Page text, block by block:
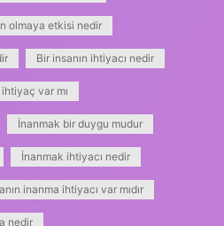
olmaya etkisi nedir
Bir insanın ihtiyacı nedir
var mı
İnanmak bir duygu mudur
İnanmak ihtiyacı nedir
inanma ihtiyacı var mıdır
nedir